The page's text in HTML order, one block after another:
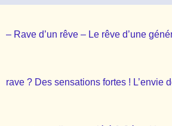
– Rave d’un rêve – Le rêve d’une
rave ? Des sensations fortes ! L’envie